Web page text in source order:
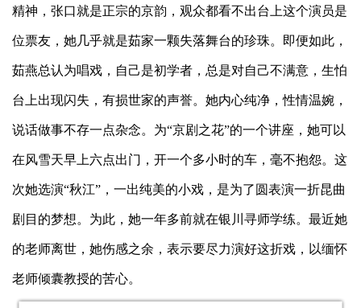
精神，张口就是正宗的京韵，观众都看不出台上这个演员是
位票友，她几乎就是茹家一颗失落舞台的珍珠。即便如此，
茹燕总认为唱戏，自己是初学者，总是对自己不满意，生怕
台上出现闪失，有损世家的声誉。她内心纯净，性情温婉，
说话做事不存一点杂念。为“京剧之花”的一个讲座，她可以
在风雪天早上六点出门，开一个多小时的车，毫不抱怨。这
次她选演“秋江”，一出纯美的小戏，是为了圆表演一折昆曲
剧目的梦想。为此，她一年多前就在银川寻师学练。最近她
的老师离世，她伤感之余，表示要尽力演好这折戏，以缅怀
老师倾囊教授的苦心。